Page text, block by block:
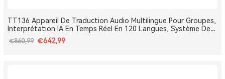
TT136 Appareil De Traduction Audio Multilingue Pour Groupes,
Interprétation IA En Temps Réel En 120 Langues, Système De
Traduction Pour Tours Et Conférences One-To-Many, Diffusion
Double Canal, Longue Portée 2.4G
€860,99 €642,99